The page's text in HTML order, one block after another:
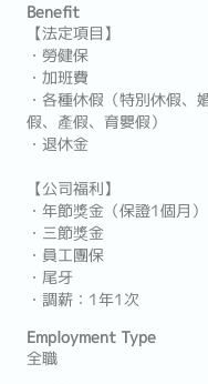
Benefit
【法定項目】
・勞健保
・加班費
・各種休假（特別休假
假、產假、育嬰假）
・退休金
【公司福利】
・年節獎金（保證1個月）
・三節獎金
・員工團保
・尾牙
・調薪：1年1次
Employment Type
全職